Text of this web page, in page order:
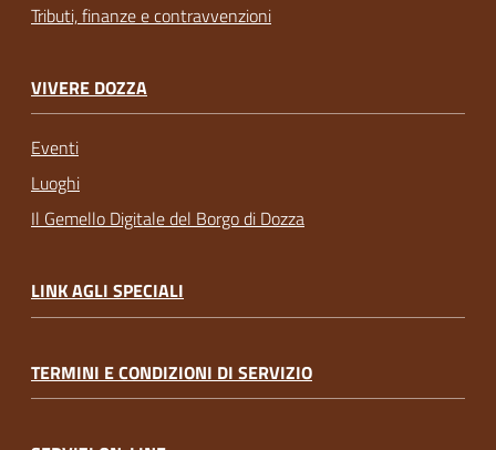
Tributi, finanze e contravvenzioni
VIVERE DOZZA
Eventi
Luoghi
Il Gemello Digitale del Borgo di Dozza
LINK AGLI SPECIALI
TERMINI E CONDIZIONI DI SERVIZIO